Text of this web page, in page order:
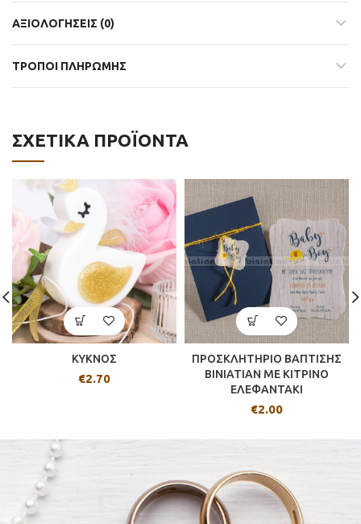
ΑΞΙΟΛΟΓΉΣΕΙΣ (0)
ΤΡΟΠΟΙ ΠΛΗΡΩΜΗΣ
ΣΧΕΤΙΚΆ ΠΡΟΪΌΝΤΑ
ΚΥΚΝΟΣ
€2.70
ΠΡΟΣΚΛΗΤΗΡΙΟ ΒΑΠΤΙΣΗΣ
BINIATIAN ME ΚΙΤΡΙΝΟ
ΕΛΕΦΑΝΤΑΚΙ
€2.00